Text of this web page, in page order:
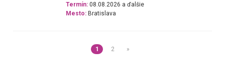
Termín: 08.08.2026 a ďalšie
Mesto: Bratislava
1 2 »